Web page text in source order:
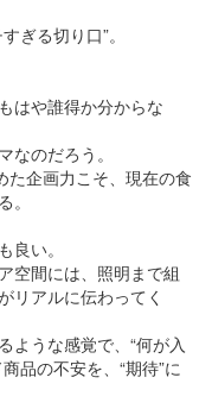
ぎる切り口”。
はや誰得か分からな
なのだろう。
た企画力こそ、現在の食
い。
空間には、照明まで組
リアルに伝わってく
ような感覚で、“何が入
品の不安を、“期待”に